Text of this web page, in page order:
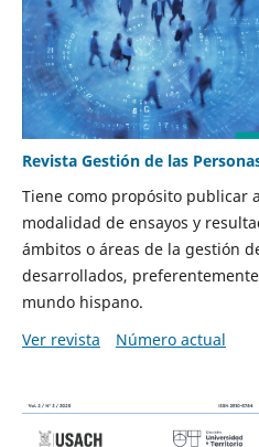
Revista Gestión de las
Tiene como propósito publicar
modalidad de ensayos y
ámbitos o áreas de la gestión
desarrollados,
mundo hispano.
Ver revista
Número actual